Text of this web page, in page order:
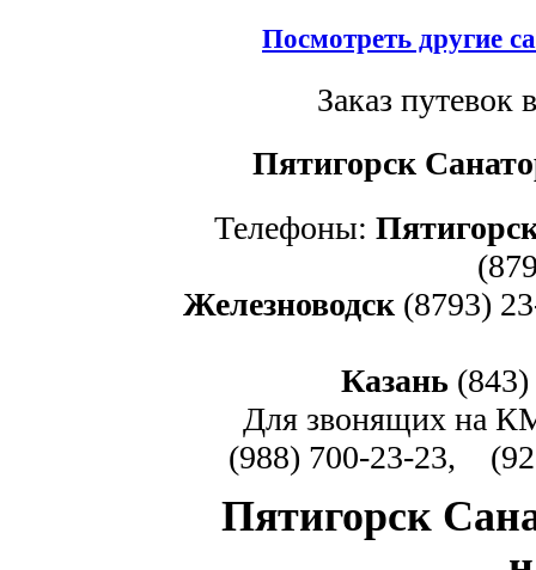
Посмотреть другие
Заказ путевок
Пятигорск
Телефоны:
Железноводск (8793)
Казань
Для звонящих на
(988) 700-23-23,
Пятигорск